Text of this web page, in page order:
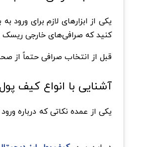
یکی از ابزارهای لازم برای ورود به
کنید که صرافی‌های خارجی ریسک
قبل از انتخاب صرافی حتماً از
آشنایی با انواع کیف
یکی از عمده نکاتی که درباره